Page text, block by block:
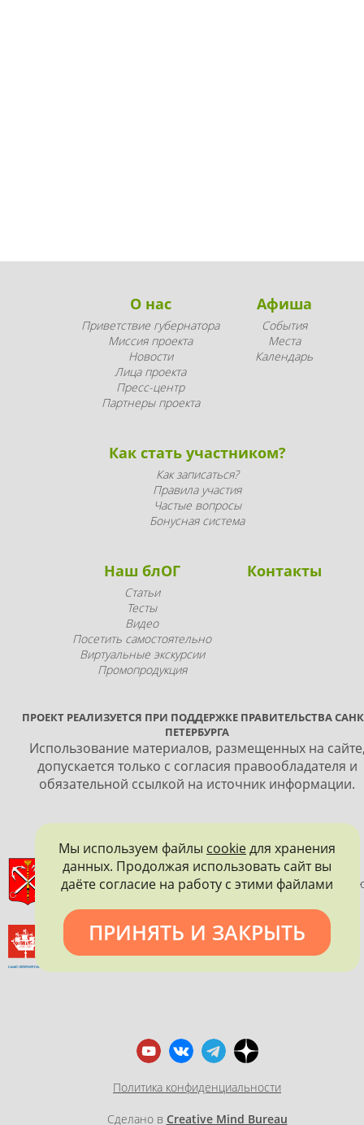
О нас
Приветствие губернатора
Миссия проекта
Новости
Лица проекта
Пресс-центр
Партнеры проекта
Афиша
События
Места
Календарь
Как стать участником?
Как записаться?
Правила участия
Частые вопросы
Бонусная система
Наш блОГ
Статьи
Тесты
Видео
Посетить самостоятельно
Виртуальные экскурсии
Промопродукция
Контакты
ПРОЕКТ РЕАЛИЗУЕТСЯ ПРИ ПОДДЕРЖКЕ ПРАВИТЕЛЬСТВА
ПЕТЕРБУРГА
Использование материалов, размещенных на
допускается только с согласия правообладателя и
обязательной ссылкой на источник информации.
ПРАВИТЕЛЬСТВО САНКТ-ПЕТЕРБУРГА
КОМИТЕТ ПО ГОСУДАРСТВЕННОМУ КОНТРОЛЮ,
ВСЕРОССИЙСКОЕ ОБЩЕСТВО ОХРАНЫ ПАМЯТНИКОВ
ИСТОРИИ И КУЛЬТУРЫ
Политика конфиденциальности
Сделано в Creative Mind Bureau
Мы используем файлы cookieдля хранения
данных. Продолжая использовать сайт вы
даёте согласие на работу с этими файлами
ПРИНЯТЬ И ЗАКРЫТЬ